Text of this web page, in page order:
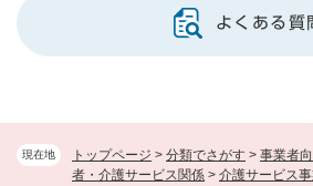
現在地 トップページ > 分類でさがす > 事業者
者・介護サービス関係 > 介護サービス
よくある質